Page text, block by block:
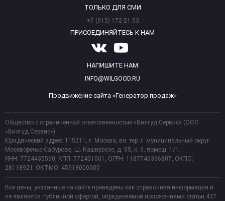
ТОЛЬКО ДЛЯ СМИ
+7 (915) 172-21-53
ПРИСОЕДИНЯЙТЕСЬ К НАМ
НАПИШИТЕ НАМ
INFO@WILGOOD.RU
Продвижение сайта «Генератор продаж»
Общество с ограниченной ответственностью «Вилгуд Сервис» (ООО
«Вилгуд Сервис»)
Юридический адрес: 115211, г. Москва, вн. тер. г. муниципальный округ
Москворечье-Сабурово, Ш. Каширское, д. 55, к. 5, помещ. 1/1.
ИНН: 7724435560, КПП: 772401001, ОГРН: 1187746366807, ОКПО:
28118921; ОКТМО: 45918000000
Все цены, указанные на сайте приведены как справочная информация и
не являются публичной офертой, определяемой положениями статьи 437